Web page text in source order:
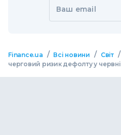
Ваш email
Finance.ua / Всі новини / Світ /
черговий ризик дефолту у червні